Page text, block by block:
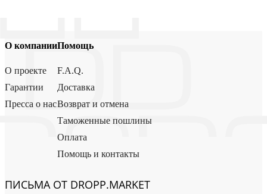
О компании
О проекте
Гарантии
Пресса о нас
Помощь
F.A.Q.
Доставка
Возврат и отмена
Таможенные пошлины
Оплата
Помощь и контакты
ПИСЬМА ОТ DROPP.MARKET